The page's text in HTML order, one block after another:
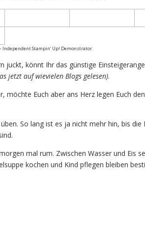
Independent Stampin‘ Up! Demonstrator.
juckt, könnt Ihr das günstige
jetzt auf wievielen Blogs gelesen).
möchte Euch aber ans Herz legen Euch
So lang ist es ja nicht mehr hin, bis
mal rum. Zwischen Wasser und Eis
kochen und Kind pflegen bleiben